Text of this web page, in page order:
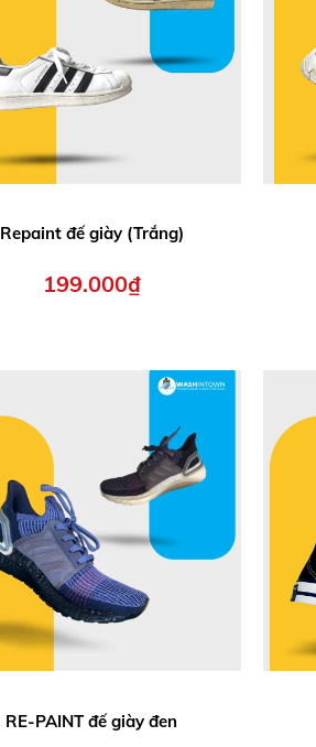
Repaint đế giày (Trắng)
199.000₫
RE-PAINT đế giày đen